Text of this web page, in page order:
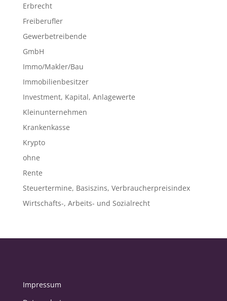
Erbrecht
Freiberufler
Gewerbetreibende
GmbH
Immo/Makler/Bau
Immobilienbesitzer
Investment, Kapital, Anlagewerte
Kleinunternehmen
Krankenkasse
Krypto
ohne
Rente
Steuertermine, Basiszins, Verbraucherpreisindex
Wirtschafts-, Arbeits- und Sozialrecht
Impressum